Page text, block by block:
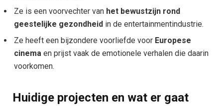
Ze is een voorvechter van het bewustzijn rond
geestelijke gezondheid in de entertainmentindustrie.
Ze heeft een bijzondere voorliefde voor Europese
cinema en prijst vaak de emotionele verhalen die daarin
voorkomen.
Huidige projecten en wat er gaat